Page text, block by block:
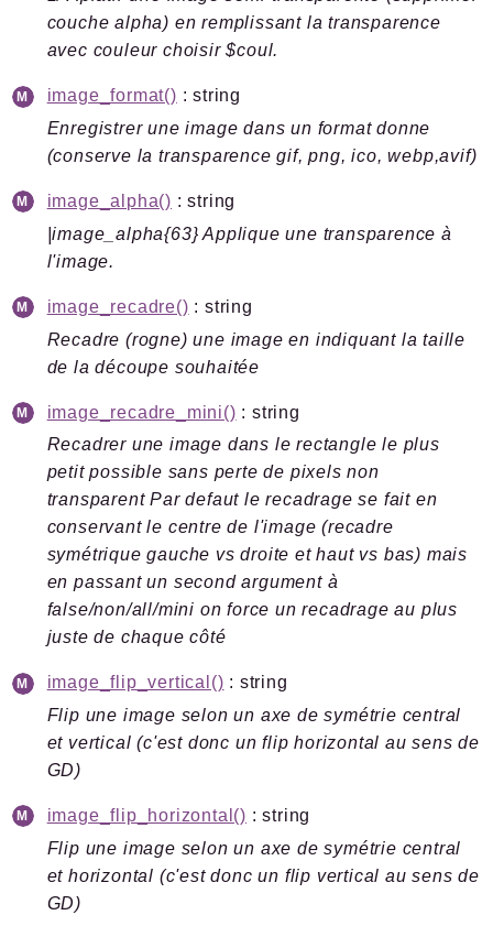
couche alpha) en remplissant la transparence
avec couleur choisir $coul.
image_format() : string
Enregistrer une image dans un format donne
(conserve la transparence gif, png, ico, webp,avif)
image_alpha() : string
|image_alpha{63} Applique une transparence à
l'image.
image_recadre() : string
Recadre (rogne) une image en indiquant la taille
de la découpe souhaitée
image_recadre_mini() : string
Recadrer une image dans le rectangle le plus
petit possible sans perte de pixels non
transparent Par defaut le recadrage se fait en
conservant le centre de l'image (recadre
symétrique gauche vs droite et haut vs bas) mais
en passant un second argument à
false/non/all/mini on force un recadrage au plus
juste de chaque côté
image_flip_vertical() : string
Flip une image selon un axe de symétrie central
et vertical (c'est donc un flip horizontal au sens de
GD)
image_flip_horizontal() : string
Flip une image selon un axe de symétrie central
et horizontal (c'est donc un flip vertical au sens de
GD)